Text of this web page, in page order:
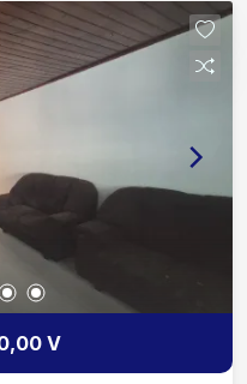
Região
praticidade
colaboradores
V